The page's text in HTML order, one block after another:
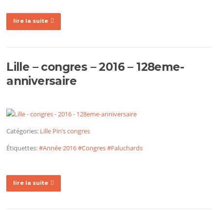
lire la suite
Lille – congres – 2016 – 128eme-
anniversaire
Catégories: Lille Pin’s congres
Étiquettes:#Année 2016#Congres#Faluchards
lire la suite